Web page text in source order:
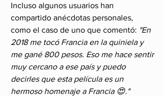
Incluso algunos usuarios han
compartido anécdotas personales,
como el caso de uno que comentó: "En
2018 me tocó Francia en la quiniela y
me gané 800 pesos. Eso me hace sentir
muy cercano a ese país y puedo
decirles que esta película es un
hermoso homenaje a Francia 😍."